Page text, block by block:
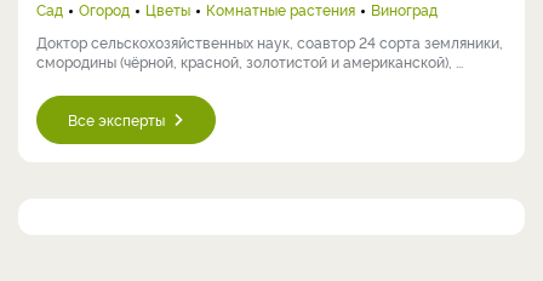
Сад Огород Цветы Комнатные растения
Виноград
Доктор сельскохозяйственных наук, соавтор 24 сорта земляники,
смородины (чёрной, красной, золотистой и американской), ...
Все эксперты